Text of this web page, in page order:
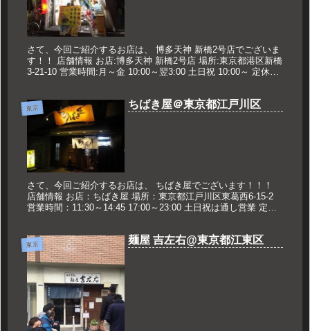
さて、今回ご紹介するお店は、 博多天神 新橋2号店でございま
す！！ 店舗情報 お店:博多天神 新橋2号店 場所:東京都港区新橋
3-21-10 営業時間:月～金 10:00～翌3:00 土日祝 10:00～ 定休日:
東京 ちばき屋＠東京都江戸川区
さて、今回ご紹介するお店は、 ちばき屋でございます！！！
店舗情報 お店：ちばき屋 場所：東京都江戸川区東葛西6-15-2
営業時間：11:30～14:45 17:00～23:00 土日祝は通し営業 定休
東京 麺屋 吉左右@東京都江東区